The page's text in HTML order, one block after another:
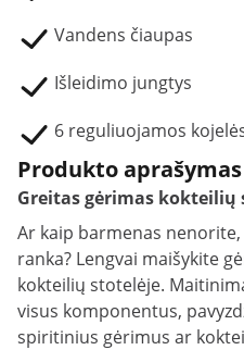
Vandens čiaupas
Išleidimo jungtys
6 reguliuojamos
Produkto aprašymas
Greitas gėrimas kokteilių
Ar kaip barmenas
ranka? Lengvai maišykite
kokteilių stotelėje.
visus komponentus,
spiritinius gėrimus ar